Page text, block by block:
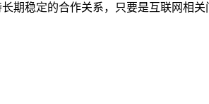
期稳定的合作关系，只要是互联网相